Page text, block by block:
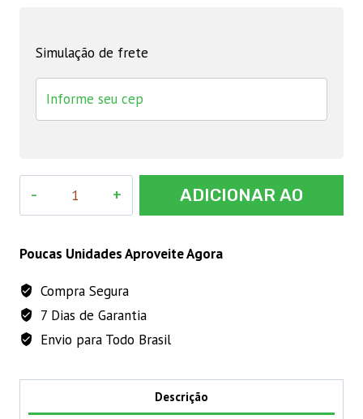
Simulação de frete
quantidade
ADICIONAR AO
Poucas Unidades Aproveite Agora
Compra Segura
7 Dias de Garantia
Envio para Todo Brasil
Descrição